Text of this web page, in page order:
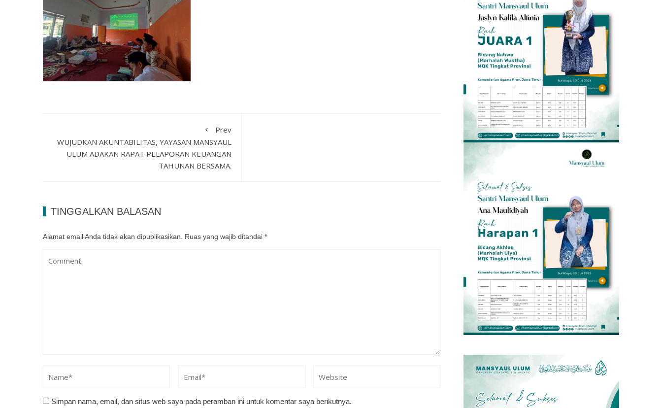
Prev
WUJUDKAN AKUNTABILITAS, YAYASAN MANSYAUL
ULUM ADAKAN RAPAT PELAPORAN KEUANGAN
TAHUNAN BERSAMA.
TINGGALKAN BALASAN
Alamat email Anda tidak akan dipublikasikan. Ruas yang wajib ditandai *
Simpan nama, email, dan situs web saya pada peramban ini untuk komentar saya berikutnya.